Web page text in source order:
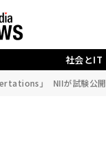
社会とIT
」 NIIが試験公開